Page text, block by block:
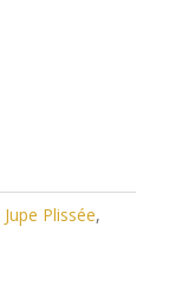
Jupe Plissée,